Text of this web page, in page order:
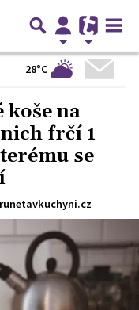
28°C
koše na
frčí 1
se